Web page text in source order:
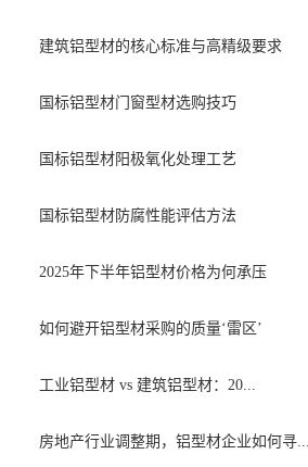
建筑铝型材的核心标准与高精级要求
国标铝型材门窗型材选购技巧
国标铝型材阳极氧化处理工艺
国标铝型材防腐性能评估方法
2025年下半年铝型材价格为何承压
如何避开铝型材采购的质量‘雷区’
工业铝型材 vs 建筑铝型材：20...
房地产行业调整期，铝型材企业如何寻...